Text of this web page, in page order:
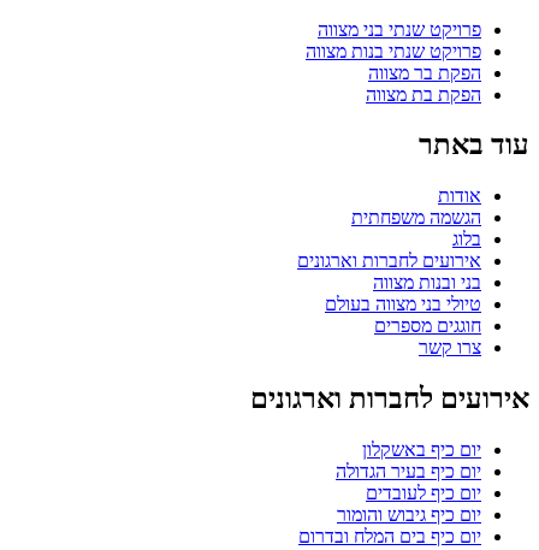
פרויקט שנתי בני מצווה
פרויקט שנתי בנות מצווה
הפקת בר מצווה
הפקת בת מצווה
עוד באתר
אודות
הגשמה משפחתית
בלוג
אירועים לחברות וארגונים
בני ובנות מצווה
טיולי בני מצווה בעולם
חוגגים מספרים
צרו קשר
אירועים לחברות וארגונים
יום כיף באשקלון
יום כיף בעיר הגדולה
יום כיף לעובדים
יום כיף גיבוש והומור
יום כיף בים המלח ובדרום